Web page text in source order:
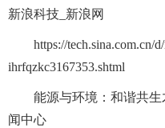
新浪科技_新浪网
https://tech.sina.com.cn/
ihrfqzkc3167353.shtml
能源与环境：和谐共
闻中心